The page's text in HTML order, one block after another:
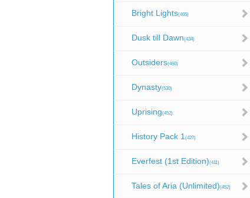
Bright Lights(465)
Dusk till Dawn(434)
Outsiders(460)
Dynasty(530)
Uprising(452)
History Pack 1 (427)
Everfest (1st Edition)(411)
Tales of Aria (Unlimited)(452)